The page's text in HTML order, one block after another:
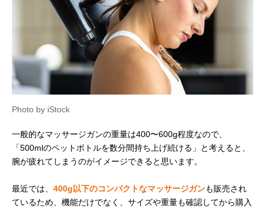
Photo by iStock
一般的なマッサージガンの重量は400〜600g程度なので、
「500mlのペットボトルを数分間持ち上げ続ける」と考えると、
腕が疲れてしまうのがイメージできると思います。
最近では、 400g以下のコンパクトなマッサージガンも販売され
ているため、機能だけでなく、サイズや重量も確認してから購入